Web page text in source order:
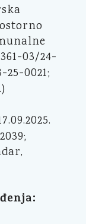
03/24-
25-0021;